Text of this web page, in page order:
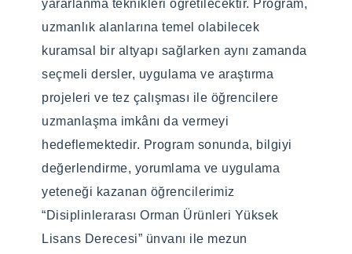
yararlanma teknikleri öğretilecektir. Program,
uzmanlık alanlarına temel olabilecek
kuramsal bir altyapı sağlarken aynı zamanda
seçmeli dersler, uygulama ve araştırma
projeleri ve tez çalışması ile öğrencilere
uzmanlaşma imkânı da vermeyi
hedeflemektedir. Program sonunda, bilgiyi
değerlendirme, yorumlama ve uygulama
yeteneği kazanan öğrencilerimiz
“Disiplinlerarası Orman Ürünleri Yüksek
Lisans Derecesi” ünvanı ile mezun
through elective courses, application and
research projects, and thesis work. At the
end of the program, our students who gain
the ability to evaluate, interpret and apply
knowledge will graduate with the title of
"Interdisciplinary Forest Products Master's
Degree".
Programın Hedefleri
The Forest Products Graduate Programs aim
at to investigate the whole production chain